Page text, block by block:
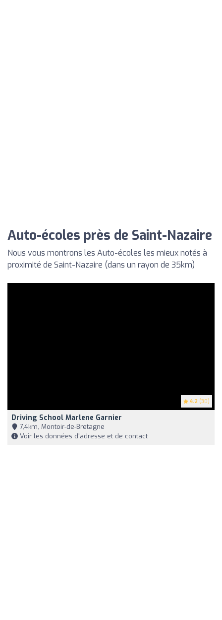
Auto-écoles près de Saint-Nazaire
Nous vous montrons les Auto-écoles les mieux notés à
proximité de Saint-Nazaire (dans un rayon de 35km)
4.2 (30)
Driving School Marlene Garnier
7,4km, Montoir-de-Bretagne
Voir les données d'adresse et de contact